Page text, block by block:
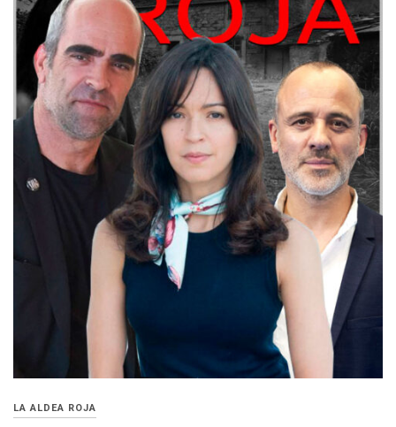
LA ALDEA ROJA